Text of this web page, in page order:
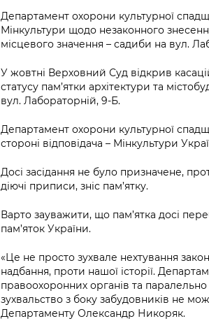
Структура
Рішення та розпорядження
Проєкти розпоряджень, що
перебувають на погодженні
КМВА
Освіта
Департамент охорони культурної
Мінкультури щодо незаконного
місцевого значення – садиби на вул.
У жовтні Верховний Суд відкрив
статусу пам’ятки архітектури та
вул. Лабораторній, 9-Б.
Департамент охорони культурної
стороні відповідача – Мінкультури
Досі засідання не було призначене,
діючі приписи, зніс пам’ятку.
Варто зауважити, що пам’ятка досі
пам’яток України.
«Це не просто зухвале нехтування
надбання, проти нашої історії.
правоохоронних органів та паралельно
зухвальство з боку забудовників не
Департаменту Олександр Никоряк.